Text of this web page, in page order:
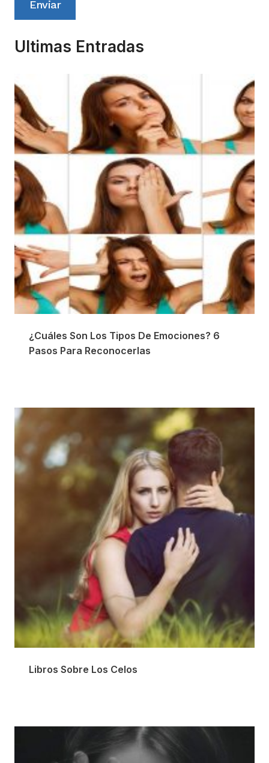
Enviar
Ultimas Entradas
¿Cuáles Son Los Tipos De Emociones? 6
Pasos Para Reconocerlas
Libros Sobre Los Celos